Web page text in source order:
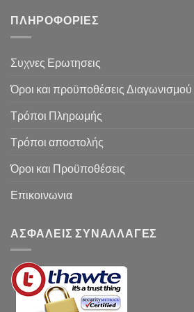
ΠΛΗΡΟΦΟΡΙΕΣ
Συχνες Ερωτησεις
Όροι και προϋποθέσεις
Τρόποι Πληρωμής
Τρόποι αποστολής
Όροι και Προϋποθέσεις
Επικοινωνια
ΑΣΦΑΛΕΙΣ ΣΥΝΑΛΛΑΓΕΣ